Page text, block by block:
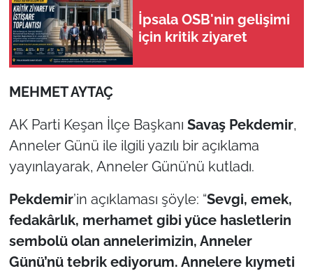
İpsala OSB'nin gelişimi
için kritik ziyaret
MEHMET AYTAÇ
AK Parti Keşan İlçe Başkanı Savaş Pekdemir,
Anneler Günü ile ilgili yazılı bir açıklama
yayınlayarak, Anneler Günü’nü kutladı.
Pekdemir’in açıklaması şöyle: “Sevgi, emek,
fedakârlık, merhamet gibi yüce hasletlerin
sembolü olan annelerimizin, Anneler
Günü’nü tebrik ediyorum. Annelere kıymeti
TEKİRDAĞ
KIRKLARELİ
TÜRKİYE
Bölge
Güvenlik
Genel